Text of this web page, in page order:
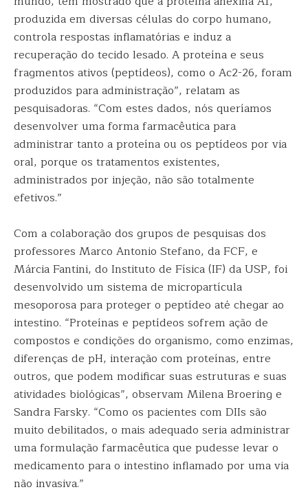
produzida em diversas células do corpo humano,
controla respostas inflamatórias e induz a
recuperação do tecido lesado. A proteína e seus
fragmentos ativos (peptídeos), como o Ac2-26, foram
produzidos para administração”, relatam as
pesquisadoras. “Com estes dados, nós queríamos
desenvolver uma forma farmacêutica para
administrar tanto a proteína ou os peptídeos por via
oral, porque os tratamentos existentes,
administrados por injeção, não são totalmente
efetivos.”
Com a colaboração dos grupos de pesquisas dos
professores Marco Antonio Stefano, da FCF, e
Márcia Fantini, do Instituto de Física (IF) da USP, foi
desenvolvido um sistema de micropartícula
mesoporosa para proteger o peptídeo até chegar ao
intestino. “Proteínas e peptídeos sofrem ação de
compostos e condições do organismo, como enzimas,
diferenças de pH, interação com proteínas, entre
outros, que podem modificar suas estruturas e suas
atividades biológicas”, observam Milena Broering e
Sandra Farsky. “Como os pacientes com DIIs são
muito debilitados, o mais adequado seria administrar
uma formulação farmacêutica que pudesse levar o
medicamento para o intestino inflamado por uma via
não invasiva.”